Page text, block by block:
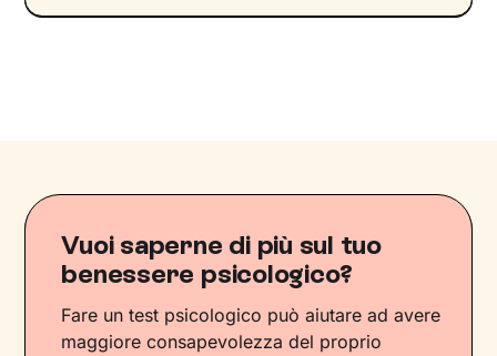
Vuoi saperne di più sul tuo
benessere psicologico?
Fare un test psicologico può aiutare ad avere
maggiore consapevolezza del proprio